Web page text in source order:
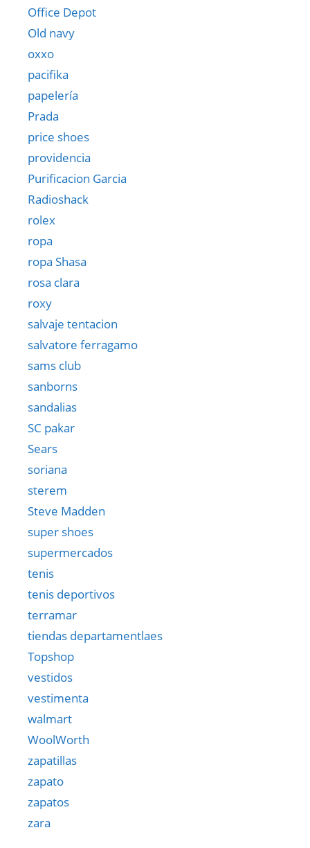
Office Depot
Old navy
oxxo
pacifika
papelería
Prada
price shoes
providencia
Purificacion Garcia
Radioshack
rolex
ropa
ropa Shasa
rosa clara
roxy
salvaje tentacion
salvatore ferragamo
sams club
sanborns
sandalias
SC pakar
Sears
soriana
sterem
Steve Madden
super shoes
supermercados
tenis
tenis deportivos
terramar
tiendas departamentlaes
Topshop
vestidos
vestimenta
walmart
WoolWorth
zapatillas
zapato
zapatos
zara